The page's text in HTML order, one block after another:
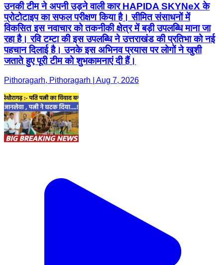
उनकी टीम ने अपनी उड़ने वाली कार HAPIDA SKYNeX के
प्रोटोटाइप का सफल परीक्षण किया है। सीमित संसाधनों में
विकसित इस नवाचार को तकनीकी क्षेत्र में बड़ी उपलब्धि माना जा
रहा है। रवि टम्टा की इस उपलब्धि ने उत्तराखंड की प्रतिभा को नई
पहचान दिलाई है। उनके इस अभिनव प्रयास पर लोगों ने खुशी
जताते हुए पूरी टीम को शुभकामनाएं दी हैं।
Pithoragarh, Pithoragarh | Aug 7, 2026